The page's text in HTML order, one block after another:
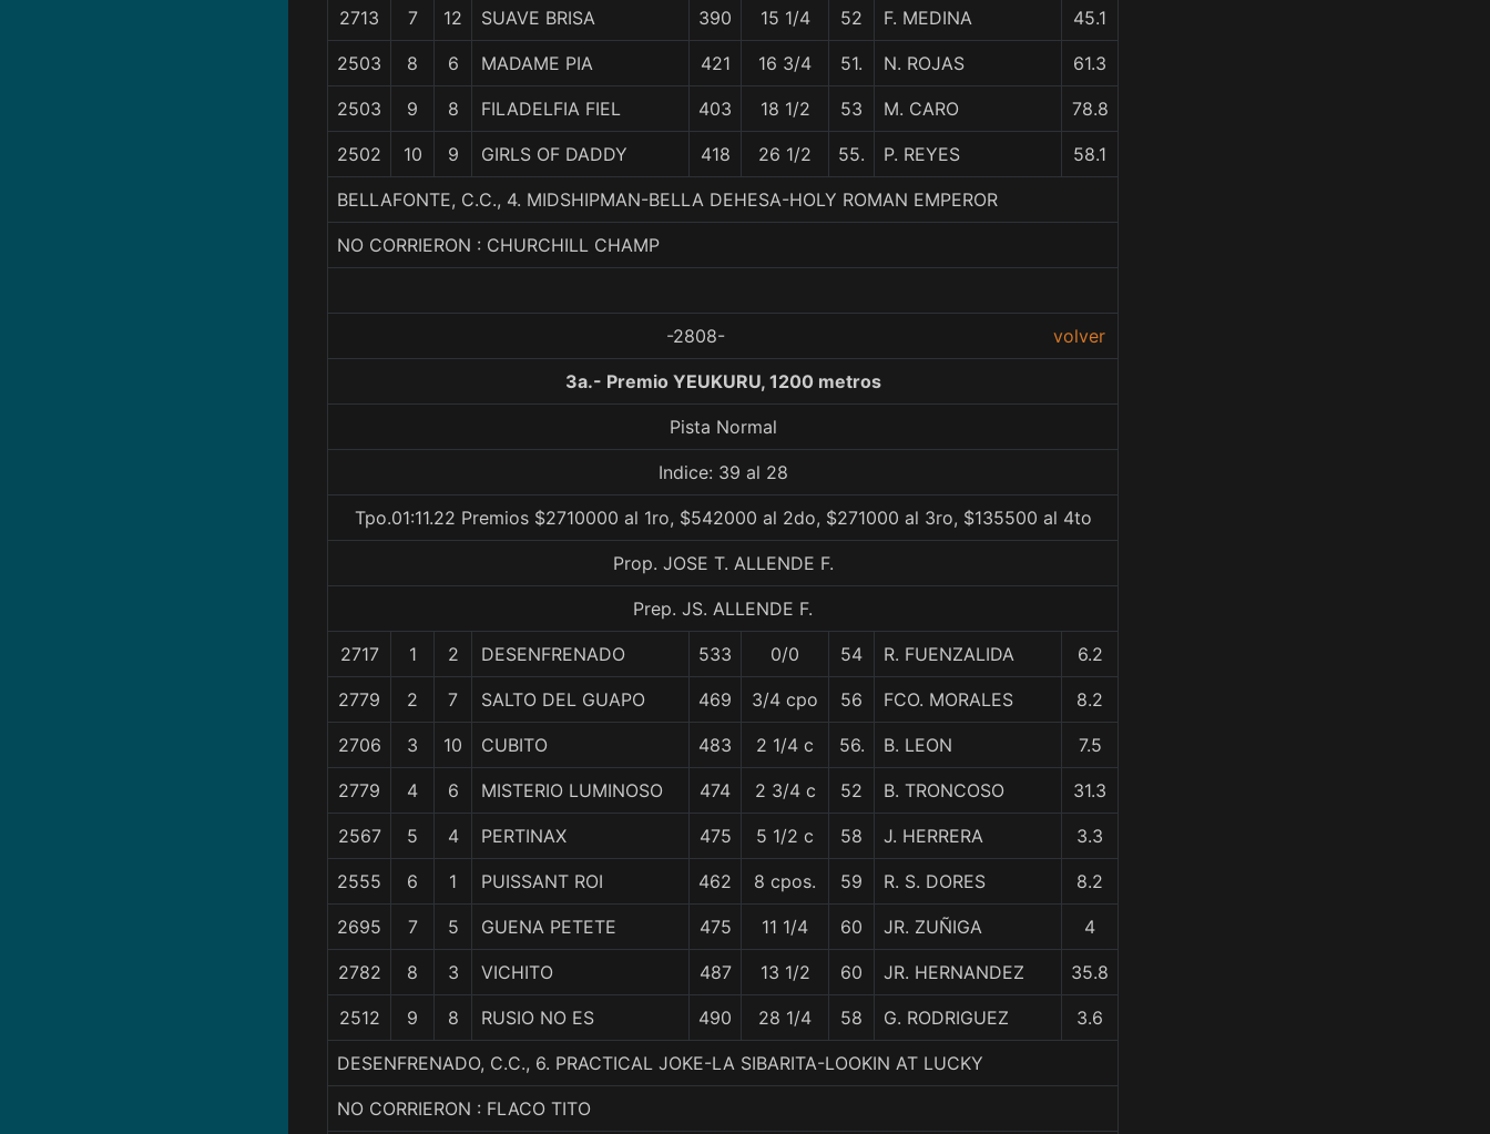
2713 7 12 SUAVE BRISA 390 15 1/4 52 F. MEDINA 45.1
2503 8 6 MADAME PIA 421 16 3/4 51. N. ROJAS 61.3
2503 9 8 FILADELFIA FIEL 403 18 1/2 53 M. CARO 78.8
2502 10 9 GIRLS OF DADDY 418 26 1/2 55. P. REYES 58.1
BELLAFONTE, C.C., 4. MIDSHIPMAN-BELLA DEHESA-HOLY ROMAN EMPEROR
NO CORRIERON : CHURCHILL CHAMP
-2808- volver
3a.- Premio YEUKURU, 1200 metros
Pista Normal
Indice: 39 al 28
Tpo.01:11.22 Premios $2710000 al 1ro, $542000 al 2do, $271000 al 3ro, $135500 al 4to
Prop. JOSE T. ALLENDE F.
Prep. JS. ALLENDE F.
2717 1 2 DESENFRENADO 533 0/0 54 R. FUENZALIDA 6.2
2779 2 7 SALTO DEL GUAPO 469 3/4 cpo 56 FCO. MORALES 8.2
2706 3 10 CUBITO 483 2 1/4 c 56. B. LEON 7.5
2779 4 6 MISTERIO LUMINOSO 474 2 3/4 c 52 B. TRONCOSO 31.3
2567 5 4 PERTINAX 475 5 1/2 c 58 J. HERRERA 3.3
2555 6 1 PUISSANT ROI 462 8 cpos. 59 R. S. DORES 8.2
2695 7 5 GUENA PETETE 475 11 1/4 60 JR. ZUÑIGA 4
2782 8 3 VICHITO 487 13 1/2 60 JR. HERNANDEZ 35.8
2512 9 8 RUSIO NO ES 490 28 1/4 58 G. RODRIGUEZ 3.6
DESENFRENADO, C.C., 6. PRACTICAL JOKE-LA SIBARITA-LOOKIN AT LUCKY
NO CORRIERON : FLACO TITO